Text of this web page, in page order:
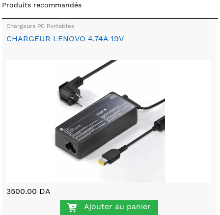
Produits recommandés
Chargeurs PC Portables
CHARGEUR LENOVO 4.74A 19V
3500.00 DA
Ajouter au panier